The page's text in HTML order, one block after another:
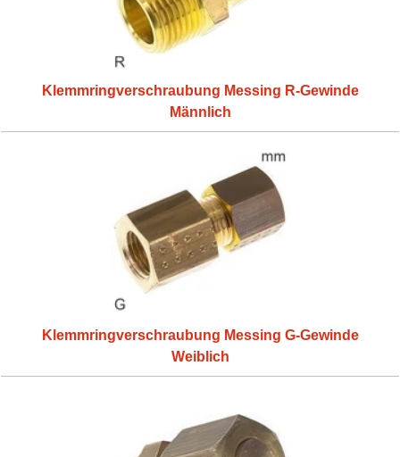
Klemmringverschraubung Messing R-Gewinde
Männlich
Klemmringverschraubung Messing G-Gewinde
Weiblich